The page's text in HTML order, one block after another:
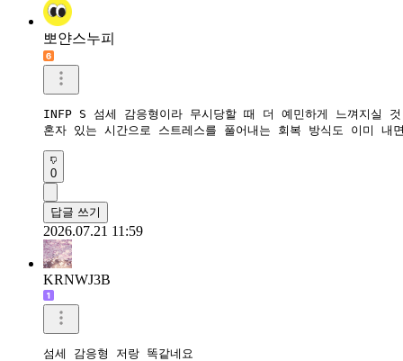
뽀얀스누피
INFP S 섬세 감응형이라 무시당할 때 더 예민하게 느껴지실
혼자 있는 시간으로 스트레스를 풀어내는 회복 방식도 이미
0
답글 쓰기
2026.07.21 11:59
KRNWJ3B
섬세 감응형 저랑 똑같네요